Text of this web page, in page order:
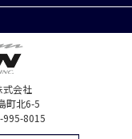
式会社
町北6-5
8015